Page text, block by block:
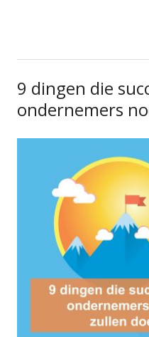
9 dingen die
ondernemers